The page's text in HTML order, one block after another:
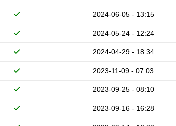
2024-06-05 - 13:15
2024-05-24 - 12:24
2024-04-29 - 18:34
2023-11-09 - 07:03
2023-09-25 - 08:10
2023-09-16 - 16:28